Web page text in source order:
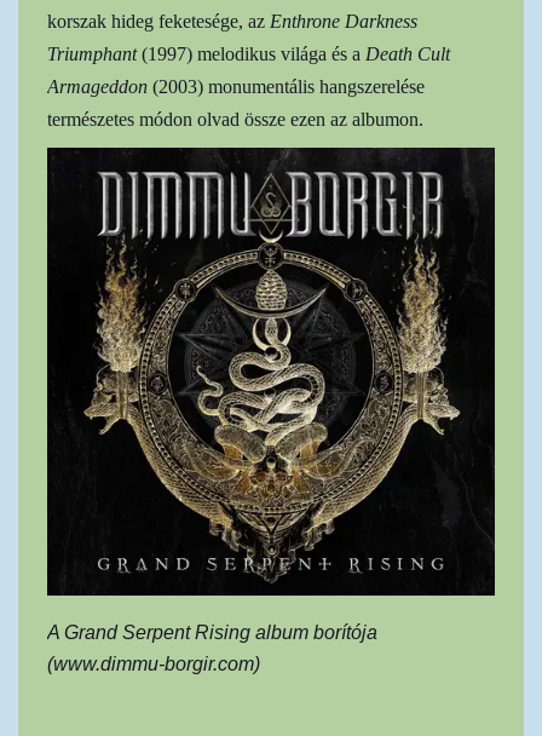
korszak hideg feketesége, az Enthrone Darkness
Triumphant(1997) melodikus világa és a Death Cult
Armageddon (2003) monumentális hangszerelése
természetes módon olvad össze ezen az albumon.
A Grand Serpent Rising album borítója
(www.dimmu-borgir.com)